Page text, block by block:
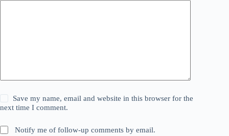
Save my name, email and website in this browser for the
next time I comment.
Notify me of follow-up comments by email.